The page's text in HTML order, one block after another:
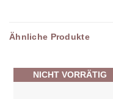
Ähnliche Produkte
NICHT VORRÄTIG